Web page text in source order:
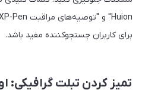
برای کاربران جستجوکننده مفید باشد.
تمیز کردن تبلت گرافیکی: